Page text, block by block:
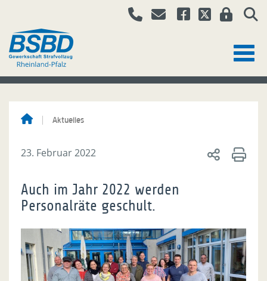
Aktuelles
23. Februar 2022
Auch im Jahr 2022 werden
Personalräte geschult.